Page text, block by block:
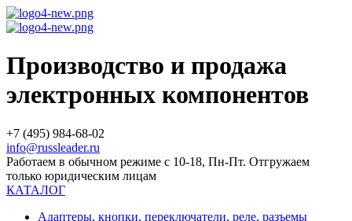
Производство и продажа
электронных компонентов
+7 (495) 984-68-02
info@russleader.ru
Работаем в обычном режиме с 10-18, Пн-Пт. Отгружаем
только юридическим лицам
КАТАЛОГ
Адаптеры, кнопки, переключатели, реле, разъемы